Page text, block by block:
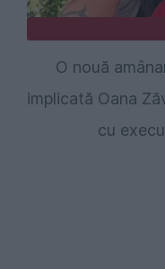
O nouă
implicată Oana
cu